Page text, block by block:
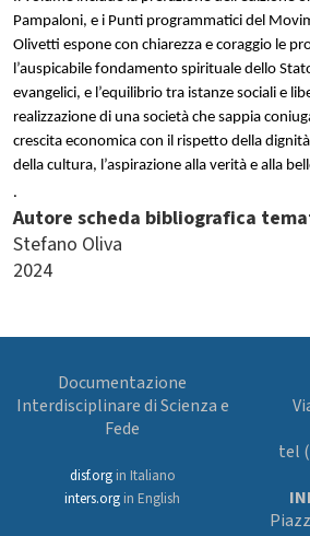
Pampaloni, e i Punti programmatici del
Olivetti espone con chiarezza e coraggio le
l’auspicabile fondamento spirituale dello
evangelici, e l’equilibrio tra istanze sociali e
realizzazione di una società che sappia
crescita economica con il rispetto della
della cultura, l’aspirazione alla verità e alla
.
Autore scheda bibliografica
Stefano Oliva
2024
Documentazione
Interdisciplinare di Scienza e
Fede
disf.orgin Italiano
inters.org in English
tel